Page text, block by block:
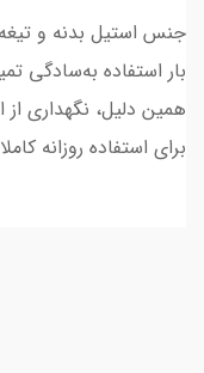
جنس استیل بدنه و
بار استفاده به‌سادگی
همین دلیل، نگهداری
برای استفاده روزانه